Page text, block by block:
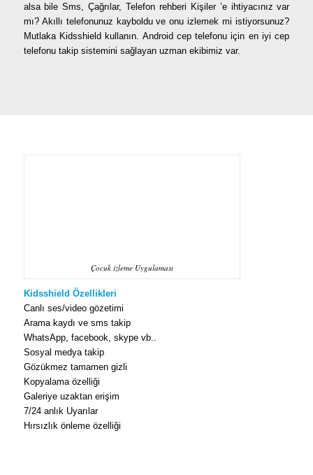
alsa bile Sms, Çağrılar, Telefon rehberi Kişiler ’e ihtiyacınız var
mı? Akıllı telefonunuz kayboldu ve onu izlemek mi istiyorsunuz?
Mutlaka Kidsshield kullanın. Android cep telefonu için en iyi cep
telefonu takip sistemini sağlayan uzman ekibimiz var.
Çocuk izleme Uygulaması
Kidsshield Özellikleri
Canlı ses/video gözetimi
Arama kaydı ve sms takip
WhatsApp, facebook, skype vb..
Sosyal medya takip
Gözükmez tamamen gizli
Kopyalama özelliği
Galeriye uzaktan erişim
7/24 anlık Uyarılar
Hırsızlık önleme özelliği